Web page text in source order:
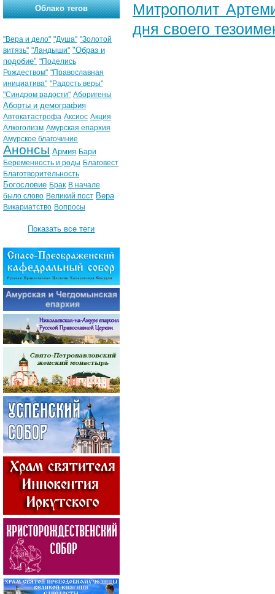
Митрополит
дня своего
Облако тегов
"Вера и дело" "Душа" "Золотой
витязь" "Ландыши" "Образ и
подобие" "Поделись
Рождеством" "Православная
инициатива" "Радость веры"
"Синдром радости" Аборигены
Аборты и демография
Автокатастрофа Аксиос Акция
Алкоголизм Амурская епархия
Амурское благочиние
Анонсы Армия Бари
Беременность и роды Благовест
Благотворительность
Богословие Брак В начале
было слово Великий пост Вера
Викариатство Вопросы
Показать все теги